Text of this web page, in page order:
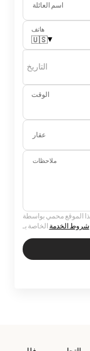
اسم العائلة
هاتف
🇺🇸▾
التاريخ
الوقت
عقار
ملاحظات
شروط الخدمة